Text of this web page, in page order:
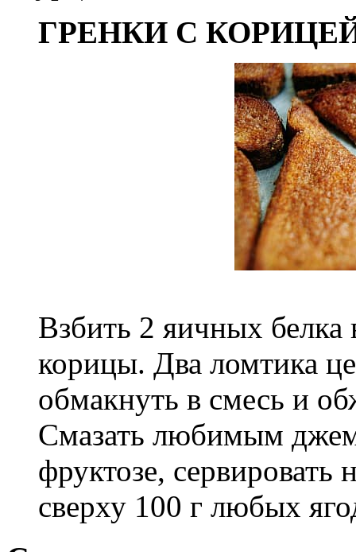
ГРЕНКИ С
Взбить 2 яичных
корицы. Два ломтика
обмакнуть в смесь и
Смазать любимым
фруктозе, сервировать
сверху 100 г любых